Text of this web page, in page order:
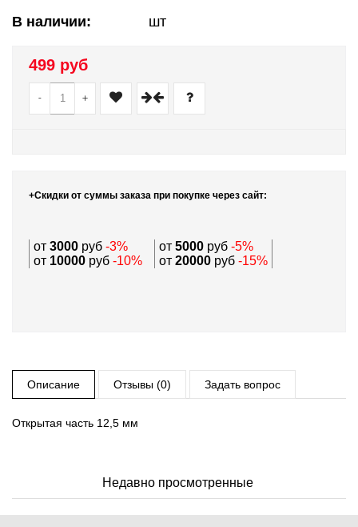
В наличии: шт
499 руб
- +
+Скидки от суммы заказа при покупке через сайт:
от 3000 руб -3% от 5000 руб -5%
от 10000 руб -10% от 20000 руб -15%
Описание Отзывы (0) Задать вопрос
Открытая часть 12,5 мм
Недавно просмотренные